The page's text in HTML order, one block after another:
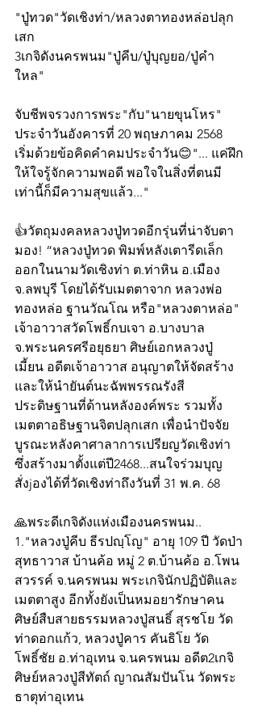
"ปู่ทวด"วัดเชิงท่า/หลวงตาทองหล่อปลุก
เสก
3เกจิดังนครพนม"ปู่คีบ/ปู่บุญยอ/ปู่คำ
ใหล"
จับชีพจรวงการพระ"กับ"นายขุนโหร"
ประจำวันอังคารที่ 20 พฤษภาคม 2568
เริ่มด้วยข้อคิดคำคมประจำวัน😊"... แค่ฝึก
ให้ใจรู้จักความพอดี พอใจในสิ่งที่ตนมี
เท่านี้ก็มีความสุขแล้ว..."
👍วัตถุมงคลหลวงปู่ทวดอีกรุ่นที่น่าจับตา
มอง! “หลวงปู่ทวด พิมพ์หลังเตารีดเล็ก
ออกในนามวัดเชิงท่า ต.ท่าหิน อ.เมือง
จ.ลพบุรี โดยได้รับเมตตาจาก หลวงพ่อ
ทองหล่อ ฐานวัณโณ หรือ"หลวงตาหล่อ"
เจ้าอาวาสวัดโพธิ์กบเจา อ.บางบาล
จ.พระนครศรีอยุธยา ศิษย์เอกหลวงปู่
เมี้ยน อดีตเจ้าอาวาส อนุญาตให้จัดสร้าง
และให้นำยันต์นะฉัพพรรณรังสี
ประดิษฐานที่ด้านหลังองค์พระ รวมทั้ง
เมตตาอธิษฐานจิตปลุกเสก เพื่อนำปัจจัย
บูรณะหลังคาศาลาการเปรียญวัดเชิงท่า
ซึ่งสร้างมาตั้งแต่ปี2468...สนใจร่วมบุญ
สั่งjองได้ที่วัดเชิงท่าถึงวันที่ 31 พ.ค. 68
🙏พระดีเกจิดังแห่งเมืองนครพนม..
1."หลวงปู่คีบ ธีรปญฺโญ" อายุ 109 ปี วัดป่า
สุทธาวาส บ้านค้อ หมู่ 2 ต.บ้านค้อ อ.โพน
สวรรค์ จ.นครพนม พระเกจินักปฏิบัติและ
เมตตาสูง อีกทั้งยังเป็นหมอยารักษาคน
ศิษย์สืบสายธรรมหลวงปู่สนธิ์ สุรชโย วัด
ท่าดอกแก้ว, หลวงปู่คาร คันธิโย วัด
โพธิ์ชัย อ.ท่าอุเทน จ.นครพนม อดีต2เกจิ
ศิษย์หลวงปู่สีทัตถ์ ญาณสัมปันโน วัดพระ
ธาตุท่าอุเทน